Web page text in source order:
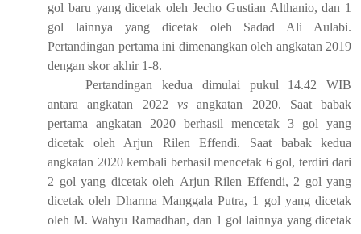
gol baru yang dicetak oleh Jecho Gustian Althanio, dan 1
gol lainnya yang dicetak oleh Sadad Ali Aulabi.
Pertandingan pertama ini dimenangkan oleh angkatan 2019
dengan skor akhir 1-8.
Pertandingan kedua dimulai pukul 14.42 WIB
antara angkatan 2022vs angkatan 2020. Saat babak
pertama angkatan 2020 berhasil mencetak 3 gol yang
dicetak oleh Arjun Rilen Effendi. Saat babak kedua
angkatan 2020 kembali berhasil mencetak 6 gol, terdiri dari
2 gol yang dicetak oleh Arjun Rilen Effendi, 2 gol yang
dicetak oleh Dharma Manggala Putra, 1 gol yang dicetak
oleh M. Wahyu Ramadhan, dan 1 gol lainnya yang dicetak